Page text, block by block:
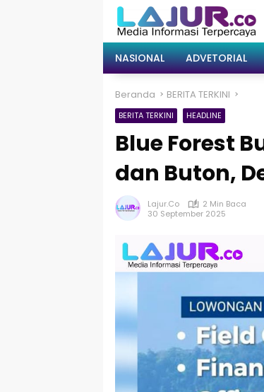
NASIONAL ADVETORIAL
Beranda BERITA TERKINI
BERITA TERKINI HEADLINE
Blue Forest
dan Buton,
Lajur.co
2 Min Baca
30 September 2025